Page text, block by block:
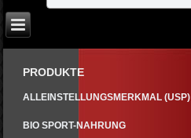
PRODUKTE
ALLEINSTELLUNGSMERKMAL (USP)
BIO SPORT-NAHRUNG